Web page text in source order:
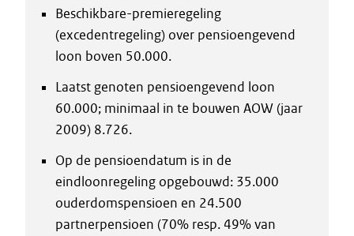
Beschikbare-premieregeling
(excedentregeling) over pensioengevend
loon boven 50.000.
Laatst genoten pensioengevend loon
60.000; minimaal in te bouwen AOW (jaar
2009) 8.726.
Op de pensioendatum is in de
eindloonregeling opgebouwd: 35.000
ouderdomspensioen en 24.500
partnerpensioen (70% resp. 49% van